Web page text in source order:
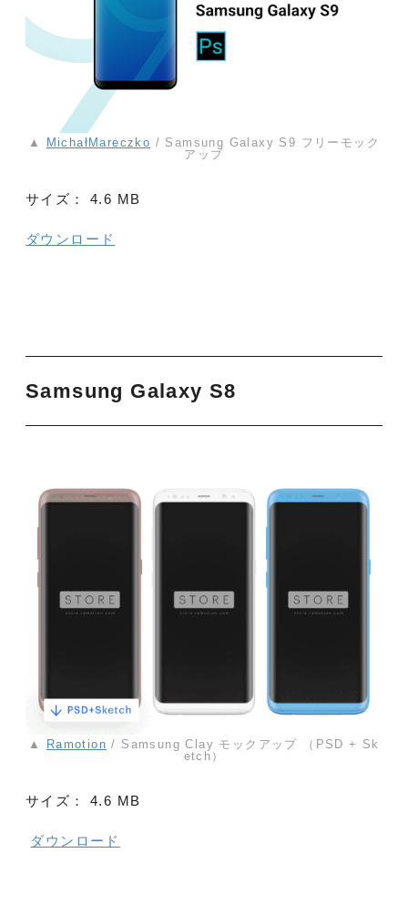
▲ MichałMareczko / Samsung Galaxy S9 フリーモック
アップ
サイズ： 4.6 MB
ダウンロード
Samsung Galaxy S8
▲ Ramotion / Samsung Clay モックアップ （PSD + Sk
etch）
サイズ： 4.6 MB
ダウンロード